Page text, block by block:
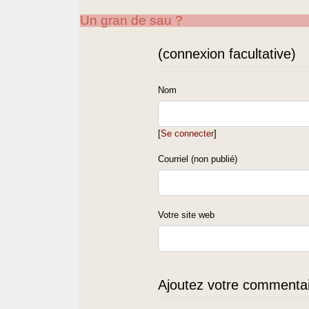
Un gran de sau ?
(connexion facultative)
Nom
[Se connecter]
Courriel (non publié)
Votre site web
Ajoutez votre